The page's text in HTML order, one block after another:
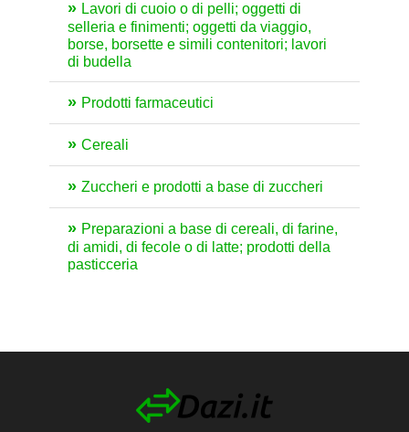
Lavori di cuoio o di pelli; oggetti di
selleria e finimenti; oggetti da viaggio,
borse, borsette e simili contenitori; lavori
di budella
Prodotti farmaceutici
Cereali
Zuccheri e prodotti a base di zuccheri
Preparazioni a base di cereali, di farine,
di amidi, di fecole o di latte; prodotti della
pasticceria